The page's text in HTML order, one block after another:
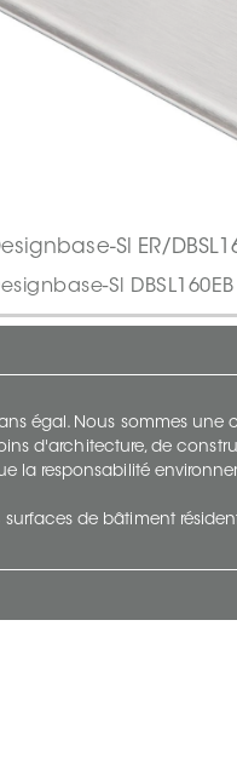
Sl ER/
Sl DBSL160EB
égal. Nous sommes
d'architecture, de
la responsabilité
surfaces de bâtiment